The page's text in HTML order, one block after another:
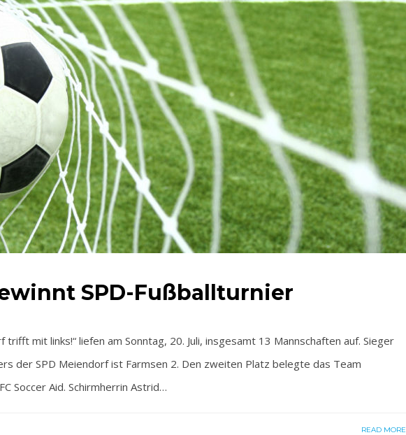
SPD-Fußballturnier
mit links!“ liefen am Sonntag, 20. Juli, insgesamt 13 Mannschaften auf. Sieger
der SPD Meiendorf ist Farmsen 2. Den zweiten Platz belegte das Team
Soccer Aid. Schirmherrin Astrid…
READ MORE